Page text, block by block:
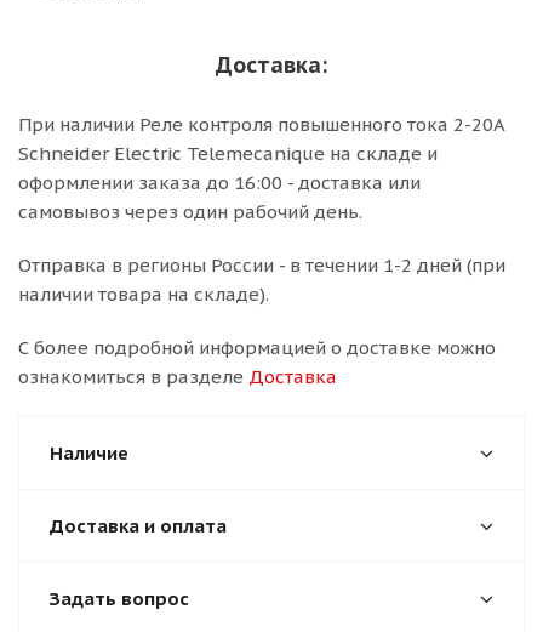
Доставка:
При наличии Реле контроля повышенного тока 2-20A
Schneider Electric Telemecanique на складе и
оформлении заказа до 16:00 - доставка или
самовывоз через один рабочий день.
Отправка в регионы России - в течении 1-2 дней (при
наличии товара на складе).
С более подробной информацией о доставке можно
ознакомиться в разделе Доставка
Наличие
Доставка и оплата
Задать вопрос